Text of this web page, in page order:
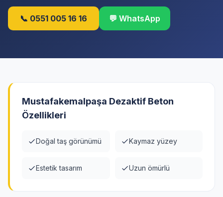
📞 0551 005 16 16 💬 WhatsApp
Mustafakemalpaşa Dezaktif Beton
Özellikleri
Doğal taş görünümü Kaymaz yüzey
Estetik tasarım Uzun ömürlü